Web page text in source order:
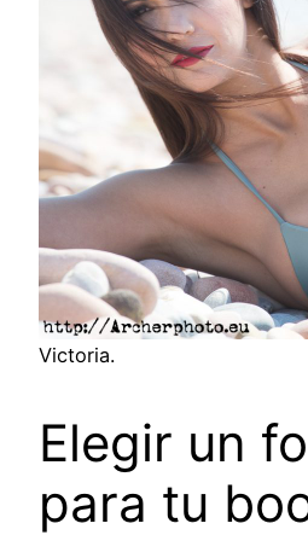
Victoria.
Elegir un
para tu